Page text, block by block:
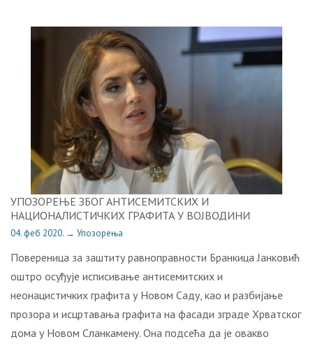
УПОЗОРЕЊЕ ЗБОГ АНТИСЕМИТСКИХ И
НАЦИОНАЛИСТИЧКИХ ГРАФИТА У ВОЈВОДИНИ
04. феб 2020. → Упозорења
Повереница за заштиту равноправности Бранкица Јанковић
оштро осуђује исписивање антисемитских и
неонацистичких графита у Новом Саду, као и разбијањe
прозора и исцртавања графита на фасади зграде Хрватског
дома у Новом Сланкамену. Она подсећа да је овакво